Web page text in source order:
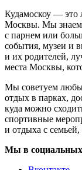
Кудамоскоу — это
Москвы. Мы знаем
с парнем или
события, музеи и
и их родителей,
места Москвы,
Мы советуем
отдых в парках,
куда можно
спортивные
и отдыха с
Мы в социальных